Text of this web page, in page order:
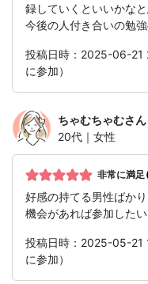
録していくといいかなと
今後の人付き合いの勉
投稿日時：2025-06-21
に参加）
ちゃむちゃむさん
20代｜女性
非常に満足
好感の持てる男性ばか
機会があれば参加した
投稿日時：2025-05-21
に参加）